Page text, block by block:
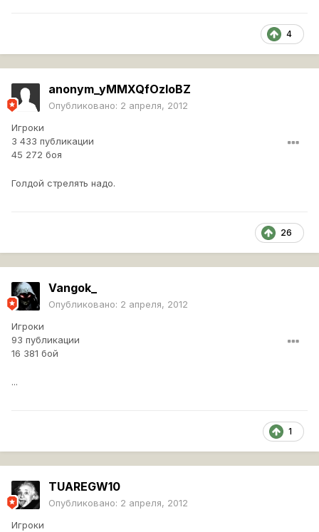
4
anonym_yMMXQfOzloBZ
Опубликовано: 2 апреля, 2012
Игроки
3 433 публикации
45 272 боя
Голдой стрелять надо.
26
Vangok_
Опубликовано: 2 апреля, 2012
Игроки
93 публикации
16 381 бой
...
1
TUAREGW10
Опубликовано: 2 апреля, 2012
Игроки